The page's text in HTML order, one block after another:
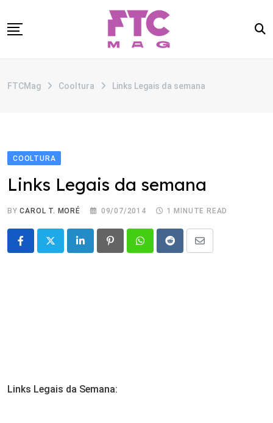
to
CATEGORIAS
FTCMag Cooltura Links Legais da semana
COOLTURA
Links Legais da semana
BYCAROL T. MORÉ 09/07/2014 1 MINUTE READ
LinkedIn PinterestWhatsappRedditShare
Links Legais da Semana: